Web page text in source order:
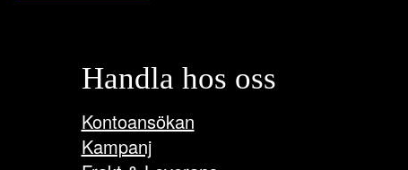
Handla hos oss
Kontoansökan
Kampanj